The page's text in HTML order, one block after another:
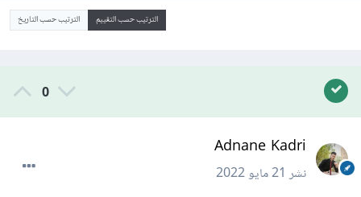
الترتيب حسب التقييم الترتيب حسب التاريخ
0
Adnane Kadri
نشر21 مايو 2022